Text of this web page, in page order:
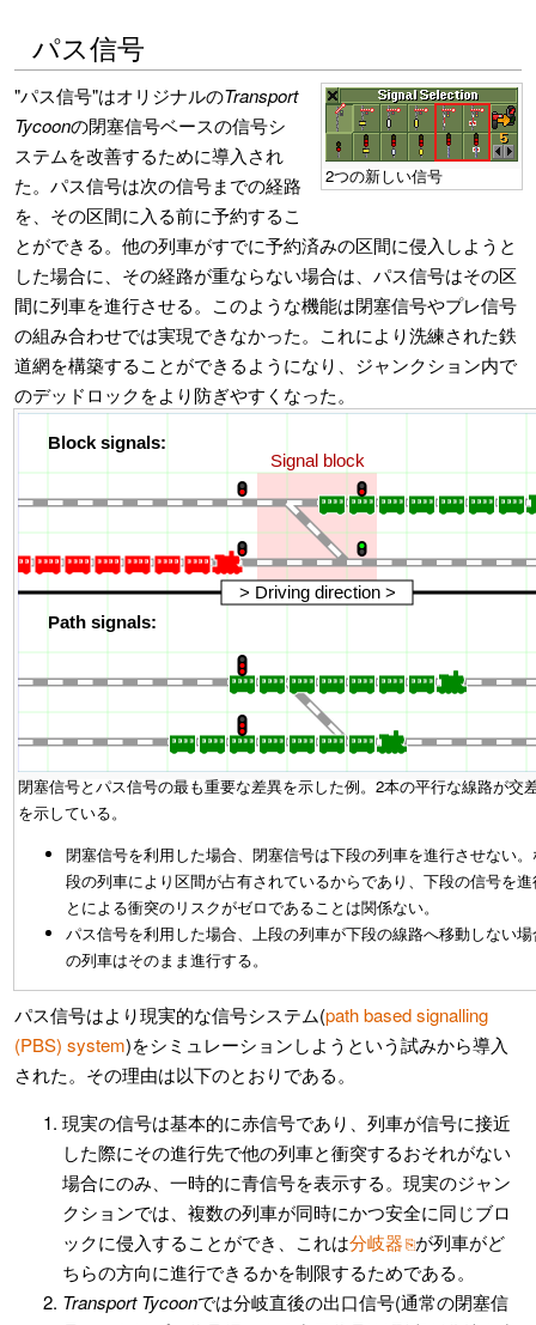
パス信号
2つの新しい信号
"パス信号"はオリジナルのTransport
Tycoonの閉塞信号ベースの信号シ
ステムを改善するために導入され
た。パス信号は次の信号までの経路
を、その区間に入る前に予約するこ
とができる。他の列車がすでに予約済みの区間に侵入しようと
した場合に、その経路が重ならない場合は、パス信号はその区
間に列車を進行させる。このような機能は閉塞信号やプレ信号
の組み合わせでは実現できなかった。これにより洗練された鉄
道網を構築することができるようになり、ジャンクション内で
のデッドロックをより防ぎやすくなった。
閉塞信号とパス信号の最も重要な差異を示した例。2本の平行な線路が交
を示している。
閉塞信号を利用した場合、閉塞信号は下段の列車を進行させない
段の列車により区間が占有されているからであり、下段の信号を
とによる衝突のリスクがゼロであることは関係ない。
パス信号を利用した場合、上段の列車が下段の線路へ移動しない
の列車はそのまま進行する。
パス信号はより現実的な信号システム(path based signalling
(PBS) system)をシミュレーションしようという試みから導入
された。その理由は以下のとおりである。
現実の信号は基本的に赤信号であり、列車が信号に接近
した際にその進行先で他の列車と衝突するおそれがない
場合にのみ、一時的に青信号を表示する。現実のジャン
クションでは、複数の列車が同時にかつ安全に同じブロ
ックに侵入することができ、これは分岐器 が列車がど
ちらの方向に進行できるかを制限するためである。
Transport Tycoonでは分岐直後の出口信号(通常の閉塞信